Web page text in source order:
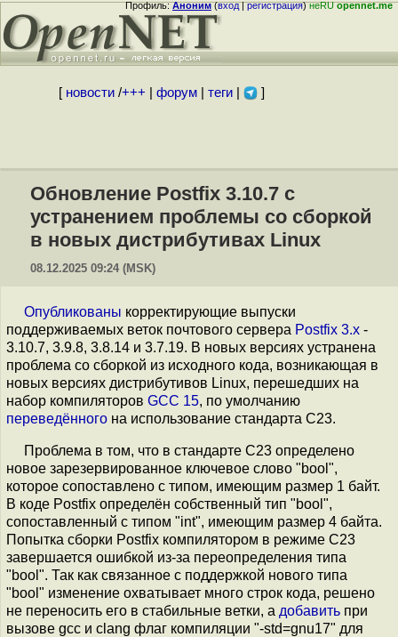
Профиль:Аноним(вход|регистрация)неRUopennet.me
[ новости/+++ форум| теги| ]
Обновление Postfix 3.10.7 с
устранением проблемы со сборкой
в новых дистрибутивах Linux
08.12.2025 09:24 (MSK)
Опубликованы корректирующие выпуски
поддерживаемых веток почтового сервера Postfix 3.x -
3.10.7, 3.9.8, 3.8.14 и 3.7.19. В новых версиях устранена
проблема со сборкой из исходного кода, возникающая в
новых версиях дистрибутивов Linux, перешедших на
набор компиляторов GCC 15, по умолчанию
переведённого на использование стандарта С23.
Проблема в том, что в стандарте С23 определено
новое зарезервированное ключевое слово "bool",
которое сопоставлено с типом, имеющим размер 1 байт.
В коде Postfix определён собственный тип "bool",
сопоставленный с типом "int", имеющим размер 4 байта.
Попытка сборки Postfix компилятором в режиме С23
завершается ошибкой из-за переопределения типа
"bool". Так как связанное с поддержкой нового типа
"bool" изменение охватывает много строк кода, решено
не переносить его в стабильные ветки, а добавить при
вызове gcc и clang флаг компиляции "-std=gnu17" для